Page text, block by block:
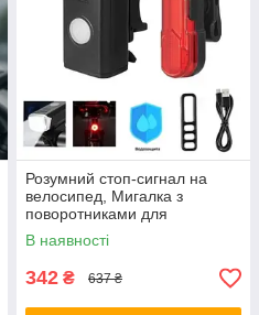
Розумний стоп-сигнал на
велосипед, Мигалка з
поворотниками для
велосипеда, Задній
велосипедний покажчик VL-
75
В наявності
342 ₴ 637 ₴